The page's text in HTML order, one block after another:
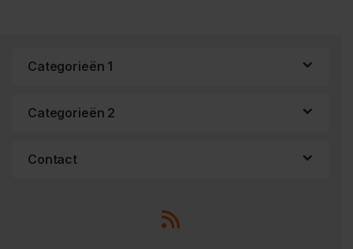
Categorieën 1
Categorieën 2
Contact